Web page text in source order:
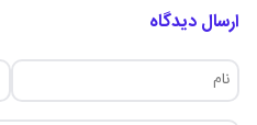
ارسال دیدگاه